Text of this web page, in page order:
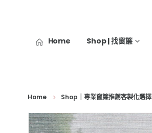
Home Shop | 找窗簾
Home Shop｜專業窗簾推薦客製化選擇